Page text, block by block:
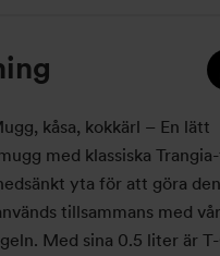
kåsa, kokkärl – En lätt
med klassiska
yta för att göra
tillsammans med
Med sina 0.5 liter är